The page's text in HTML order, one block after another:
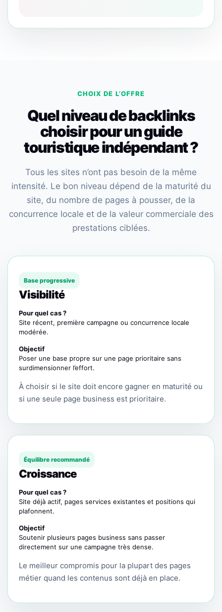
CHOIX DE L’OFFRE
Quel niveau de backlinks
choisir pour un guide
touristique indépendant ?
Tous les sites n’ont pas besoin de la même
intensité. Le bon niveau dépend de la maturité du
site, du nombre de pages à pousser, de la
concurrence locale et de la valeur commerciale des
prestations ciblées.
Base progressive
Visibilité
Pour quel cas ?
Site récent, première campagne ou concurrence locale
modérée.
Objectif
Poser une base propre sur une page prioritaire sans
surdimensionner l’effort.
À choisir si le site doit encore gagner en maturité ou
si une seule page business est prioritaire.
Équilibre recommandé
Croissance
Pour quel cas ?
Site déjà actif, pages services existantes et positions qui
plafonnent.
Objectif
Soutenir plusieurs pages business sans passer
directement sur une campagne très dense.
Le meilleur compromis pour la plupart des pages
métier quand les contenus sont déjà en place.